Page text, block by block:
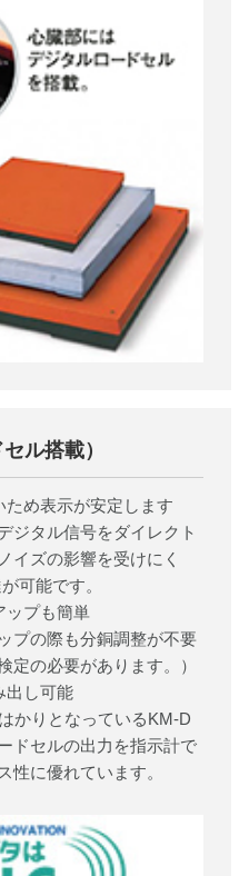
ル搭載）
め表示が安定します
ジタル信号をダイレクト
イズの影響を受けにく
可能です。
ップも簡単
プの際も分銅調整が不要
定の必要があります。）
出し可能
かりとなっているKM-D
ドセルの出力を指示計で
性に優れています。